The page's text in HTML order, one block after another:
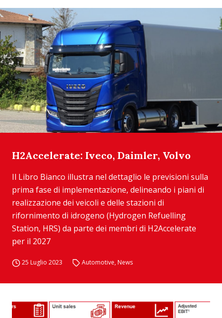
H2Accelerate: Iveco, Daimler, Volvo
Il Libro Bianco illustra nel dettaglio le previsioni sulla
prima fase di implementazione, delineando i piani di
realizzazione dei veicoli e delle stazioni di
rifornimento di idrogeno (Hydrogen Refuelling
Station, HRS) da parte dei membri di H2Accelerate
per il 2027
25 Luglio 2023 Automotive, News